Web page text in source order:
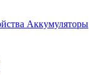
Аккумуляторы